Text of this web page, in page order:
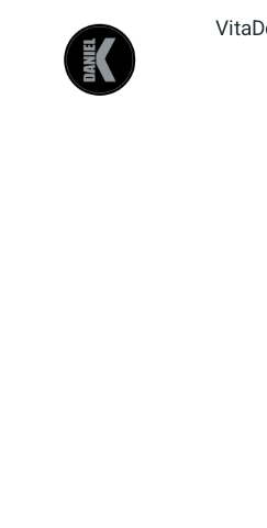
springen